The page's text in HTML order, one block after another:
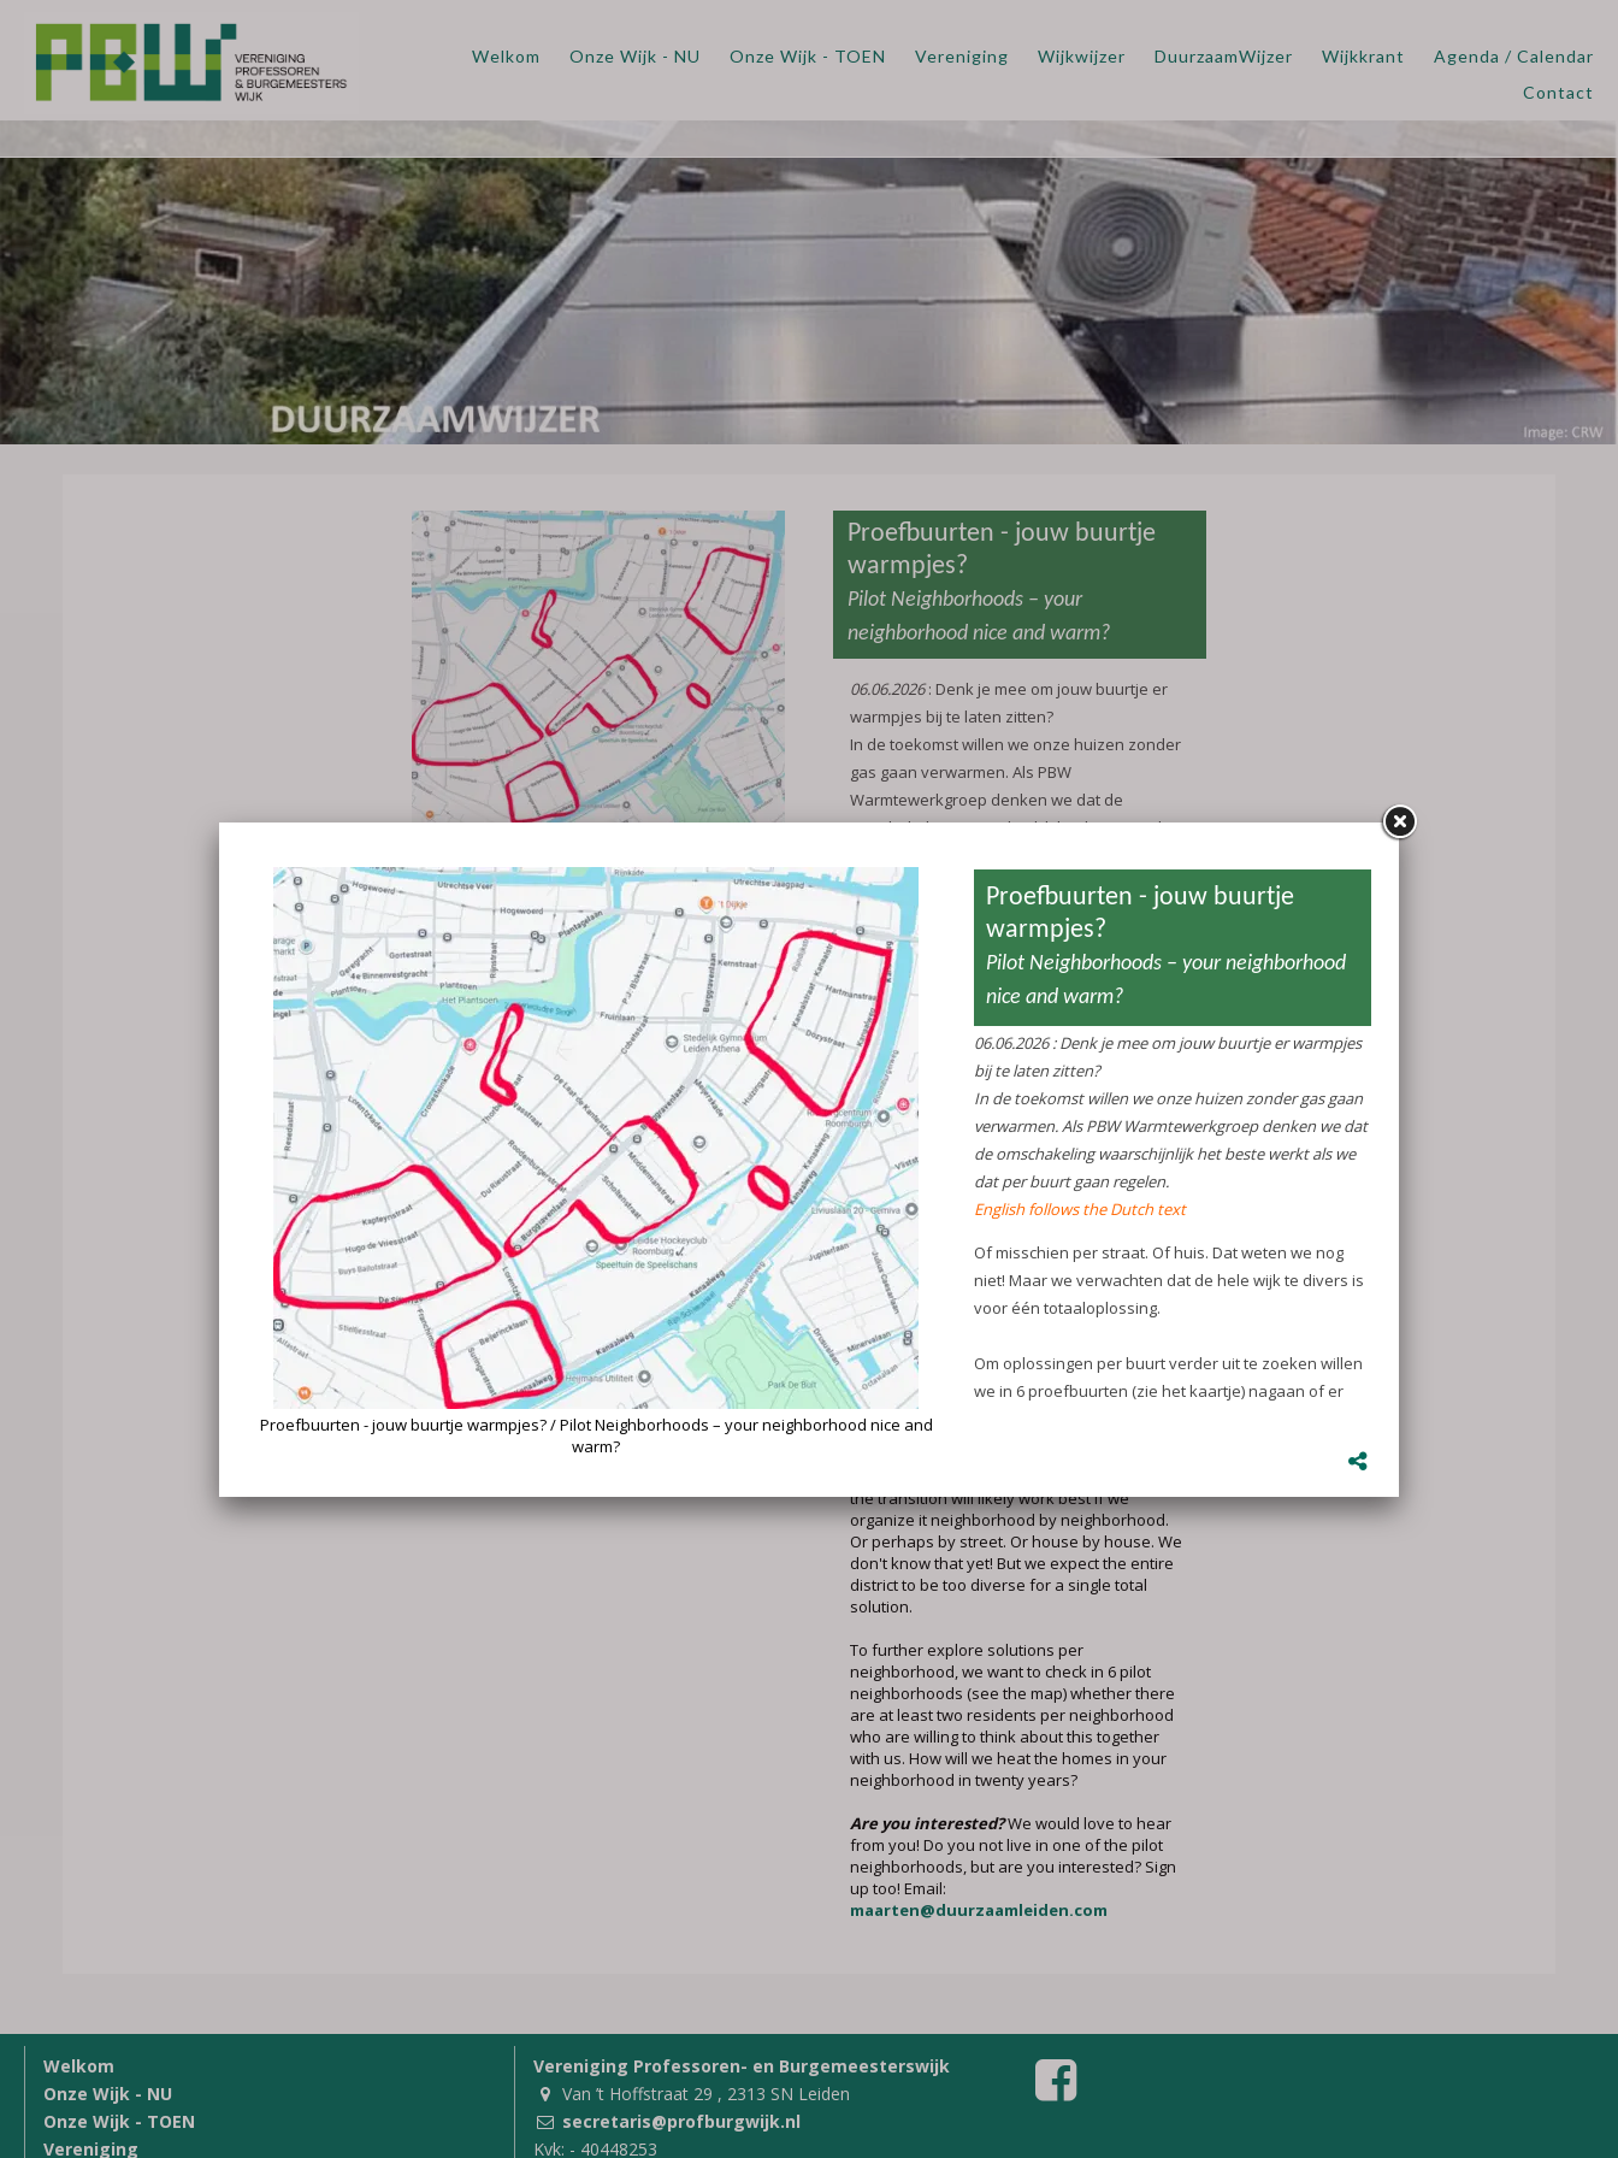
Welkom Onze Wijk - NU Onze Wijk - TOEN Vereniging Wijkwijzer DuurzaamWijzer Wijkkrant
Agenda / Calendar
Contact
Proefbuurten - jouw buurtje
warmpjes?
Pilot Neighborhoods – your
neighborhood nice and warm?
06.06.2026: Denk je mee om jouw buurtje er
warmpjes bij te laten zitten?
In de toekomst willen we onze huizen zonder
gas gaan verwarmen. Als PBW
Warmtewerkgroep denken we dat de
omschakeling waarschijnlijk het beste werkt
English follows the Dutch text
Of misschien per straat. Of huis. Dat weten we
nog niet! Maar we verwachten dat de hele wijk
te divers is voor één totaaloplossing.
Om oplossingen per buurt verder uit te
zoeken willen we in 6 proefbuurten (zie het
kaartje) nagaan of er per buurt minimaal twee
bewoners zijn die hierover samen met ons na
willen denken. Hoe verwarmen we de huizen
in jouw buurt(je) over twintig jaar?
Heb je belangstelling?We horen het graag!
Woon je niet in een van de proefbuurten,
maar heb je wel belangstelling? Meld je ook
aan! E-mail:
maarten@duurzaamleiden.com
Pilot Neighborhoods – your
neighborhood nice and warm?
Will you help us think about how to keep your
neighborhood nice and warm?
In the future, we want to heat our homes
the transition will likely work best if we
organize it neighborhood by neighborhood.
Or perhaps by street. Or house by house. We
don't know that yet! But we expect the entire
district to be too diverse for a single total
solution.
To further explore solutions per
neighborhood, we want to check in 6 pilot
neighborhoods (see the map) whether there
are at least two residents per neighborhood
who are willing to think about this together
with us. How will we heat the homes in your
neighborhood in twenty years?
Are you interested?We would love to hear
from you! Do you not live in one of the pilot
neighborhoods, but are you interested? Sign
up too! Email:
maarten@duurzaamleiden.com
Welkom
Onze Wijk - NU
Onze Wijk - TOEN
Vereniging
Vereniging Professoren- en Burgemeesterswijk
Van ’t Hoffstraat 29 , 2313 SN Leiden
secretaris@profburgwijk.nl
Kvk: - 40448253